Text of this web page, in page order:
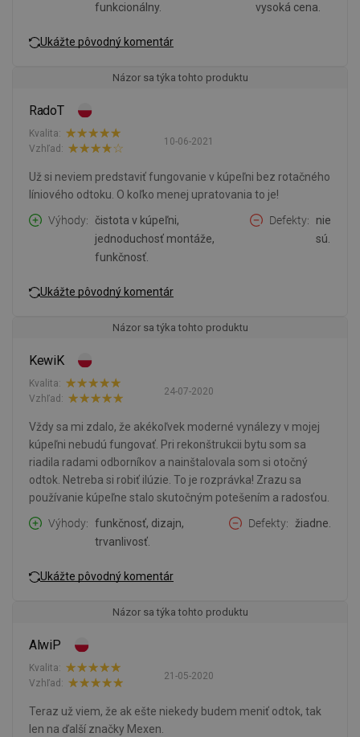
funkcionálny.
vysoká cena.
Ukážte pôvodný komentár
Názor sa týka tohto produktu
RadoT
10-06-2021
Kvalita:
Vzhľad:
Už si neviem predstaviť fungovanie v kúpeľni bez rotačného
líniového odtoku. O koľko menej upratovania to je!
Výhody
čistota v kúpeľni,
jednoduchosť montáže,
funkčnosť.
Defekty
nie
sú.
Ukážte pôvodný komentár
Názor sa týka tohto produktu
KewiK
24-07-2020
Kvalita:
Vzhľad:
Vždy sa mi zdalo, že akékoľvek moderné vynálezy v mojej
kúpeľni nebudú fungovať. Pri rekonštrukcii bytu som sa
riadila radami odborníkov a nainštalovala som si otočný
odtok. Netreba si robiť ilúzie. To je rozprávka! Zrazu sa
používanie kúpeľne stalo skutočným potešením a radosťou.
Výhody
funkčnosť, dizajn,
trvanlivosť.
Defekty žiadne.
Ukážte pôvodný komentár
Názor sa týka tohto produktu
AlwiP
21-05-2020
Kvalita:
Vzhľad:
Teraz už viem, že ak ešte niekedy budem meniť odtok, tak
len na ďalší značky Mexen.